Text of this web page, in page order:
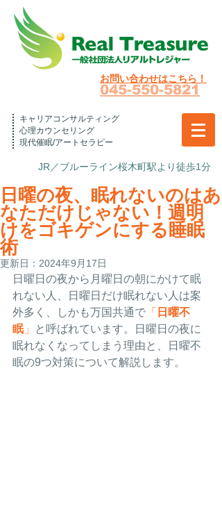
お問い合わせはこちら！
045-550-5821
キャリアコンサルティング
心理カウンセリング
現代催眠/アートセラピー
JR／ブルーライン桜木町駅より徒歩1分
日曜の夜、眠れないのはあ
なただけじゃない！週明
けをゴキゲンにする睡眠
術
更新日： 2024年9月17日
日曜日の夜から月曜日の朝にかけて眠
れない人、日曜日だけ眠れない人は案
外多く、しかも万国共通で 「 日曜不
眠」
と呼ばれています。日曜日の夜に
眠れなくなってしまう理由と、日曜不
眠の9つ対策について解説します。